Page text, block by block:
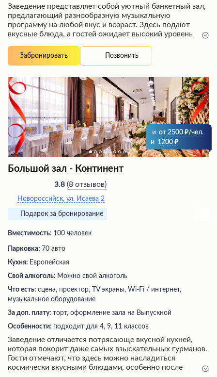
Заведение представляет собой уютный банкетный зал,
предлагающий разнообразную музыкальную
программу на любой вкус и возраст. Здесь подают
вкусные блюда, а гостей ожидает высокий уровень
комфортное место, идеально подходящее для
проведения торжественных мероприятий и семейных
Забронировать Позвонить
и от 2500
/чел.
и 1200
Большой зал - Континент
3.8 (8 отзывов)
Новороссийск, ул. Исаева 2
Подарок за бронирование
Вместимость: 100 человек
Парковка: 70 авто
Кухня: Европейская
Свой алкоголь: Можно свой алкоголь
Что есть: сцена, проектор, TV экраны, Wi-Fi / интернет,
музыкальное оборудование
За доп. плату: торт, оформление зала на Выпускной
Особенности: подходит для 4, 9, 11 классов
Заведение отличается потрясающе вкусной кухней,
которая покорит даже самых взыскательных гурманов.
Гости отмечают, что здесь можно насладиться
космически вкусными блюдами, особенно после